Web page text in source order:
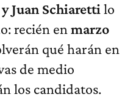
Juan Schiaretti lo
recién en marzo
qué harán en
de medio
los candidatos.